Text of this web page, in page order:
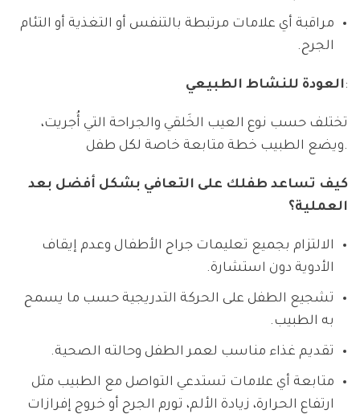
مراقبة أي علامات مرتبطة بالتنفس أو التغذية أو التئام
الجرح.
العودة للنشاط الطبيعي:
تختلف حسب نوع العيب الخَلقي والجراحة التي أُجريت،
ويضع الطبيب خطة متابعة خاصة لكل طفل.
كيف تساعد طفلك على التعافي بشكل أفضل بعد
العملية؟
الالتزام بجميع تعليمات جراح الأطفال وعدم إيقاف
الأدوية دون استشارة.
تشجيع الطفل على الحركة التدريجية حسب ما يسمح
به الطبيب.
تقديم غذاء مناسب لعمر الطفل وحالته الصحية.
متابعة أي علامات تستدعي التواصل مع الطبيب مثل
ارتفاع الحرارة، زيادة الألم، تورم الجرح أو خروج إفرازات